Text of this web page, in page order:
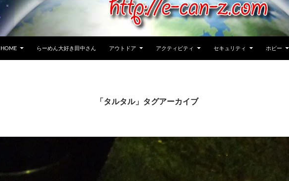
HOME
らーめん大好き田中さん アウトドア アクティビティ セキュリティ ホビー
「タルタル」タグアーカイブ